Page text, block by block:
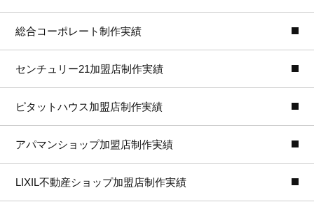
総合コーポレート制作実績
センチュリー21加盟店制作実績
ピタットハウス加盟店制作実績
アパマンショップ加盟店制作実績
LIXIL不動産ショップ加盟店制作実績